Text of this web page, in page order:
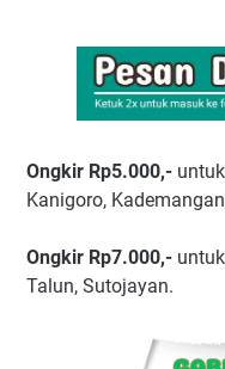
Ongkir Rp5.000,-
Kanigoro,
Ongkir Rp7.000,-
Talun, Sutojayan.